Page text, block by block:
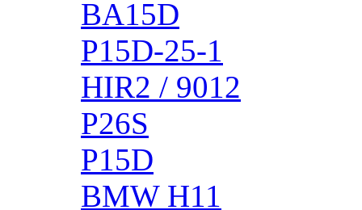
BA15D
P15D-25-1
HIR2 / 9012
P26S
P15D
BMW H11